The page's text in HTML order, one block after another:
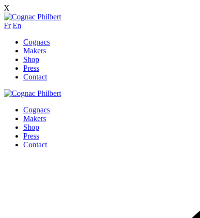
X
Fr En
Cognacs
Makers
Shop
Press
Contact
Cognacs
Makers
Shop
Press
Contact